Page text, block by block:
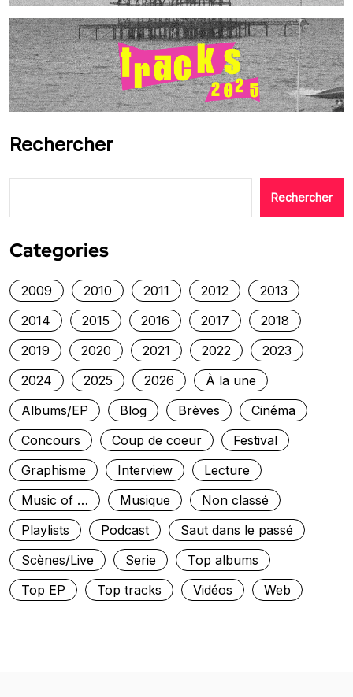
Rechercher
Rechercher
Categories
2009 2010 2011 2012
2013
2014
2015 2016 2017
2018
2019
2020 2021 2022
2023
2024
2025 2026
À la une
Albums/EP
Blog Brèves
Cinéma
Concours
Coup de coeur
Festival
Graphisme
Interview
Lecture
Music of …
Musique
Non classé
Playlists
Podcast
Saut dans le passé
Scènes/Live
Serie
Top albums
Top EP
Top tracks Vidéos Web